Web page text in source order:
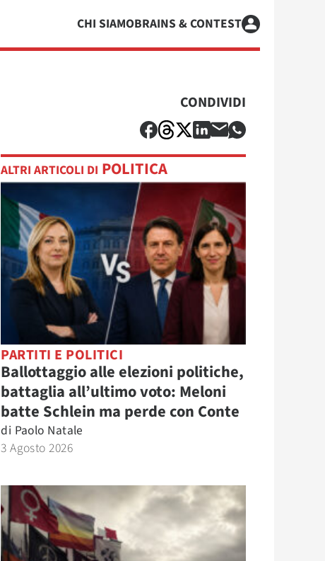
CHI SIAMOBRAINS & CONTEST
CONDIVIDI
ALTRI ARTICOLI DI POLITICA
PARTITI E POLITICI
Ballottaggio alle elezioni politiche,
battaglia all’ultimo voto: Meloni
batte Schlein ma perde con Conte
di Paolo Natale
3 Agosto 2026